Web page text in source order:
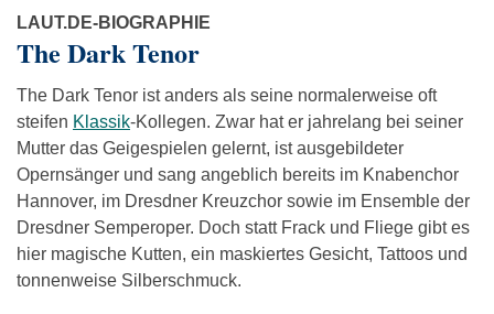
LAUT.DE-BIOGRAPHIE
The Dark Tenor
The Dark Tenor ist anders als seine normalerweise oft
steifen Klassik-Kollegen. Zwar hat er jahrelang bei seiner
Mutter das Geigespielen gelernt, ist ausgebildeter
Opernsänger und sang angeblich bereits im Knabenchor
Hannover, im Dresdner Kreuzchor sowie im Ensemble der
Dresdner Semperoper. Doch statt Frack und Fliege gibt es
hier magische Kutten, ein maskiertes Gesicht, Tattoos und
tonnenweise Silberschmuck.